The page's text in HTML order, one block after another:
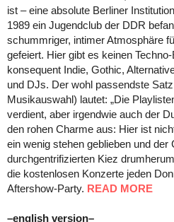
ist – eine absolute Berliner
1989 ein Jugendclub der DDR
schummriger, intimer Atmosphäre
gefeiert. Hier gibt es keinen
konsequent Indie, Gothic,
und DJs. Der wohl passendste
Musikauswahl) lautet: „Die
verdient, aber irgendwie auch der
den rohen Charme aus: Hier ist
ein wenig stehen geblieben und
durchgentrifizierten Kiez
die kostenlosen Konzerte jeden
Aftershow-Party. READ MORE
–english version–